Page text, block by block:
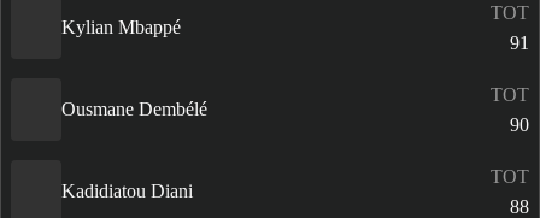
Kylian Mbappé
TOT
91
Ousmane Dembélé
TOT
90
Kadidiatou Diani
TOT
88